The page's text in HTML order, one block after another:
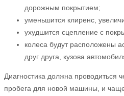
дорожным покрытием;
уменьшится клиренс,
ухудшится сцепление с
колеса будут расположены
друг друга, кузова
Диагностика должна проводиться
пробега для новой машины, и